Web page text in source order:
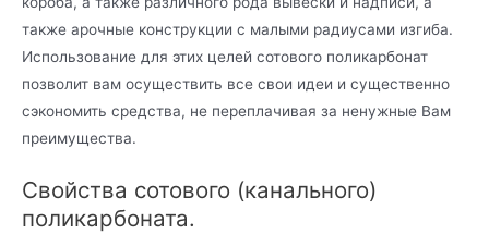
также арочные конструкции с малыми радиусами изгиба.
Использование для этих целей сотового поликарбонат
позволит вам осуществить все свои идеи и существенно
сэкономить средства, не переплачивая за ненужные Вам
преимущества.
Свойства сотового (канального)
поликарбоната.